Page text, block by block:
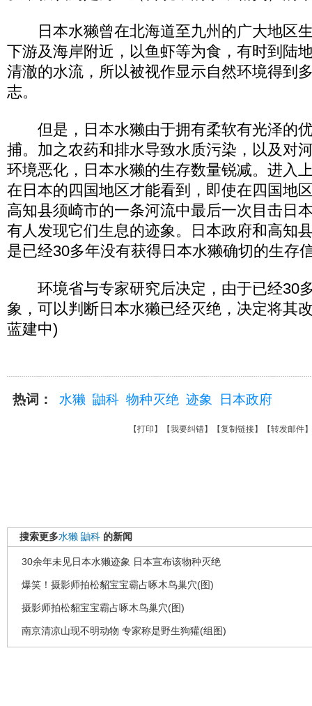
日本水獭曾在北海道至九州的广大地区
下游及海岸附近，以鱼虾等为食，有时到陆
清澈的水流，所以被视作显示自然环境得到
志。
但是，日本水獭由于拥有柔软有光泽的
捕。加之农药和排水导致水质污染，以及对
环境恶化，日本水獭的生存数量锐减。进入
在日本的四国地区才能看到，即使在四国地
高知县须崎市的一条河流中最后一次目击日
有人发现它们生息的迹象。日本政府和高知
是已经30多年没有获得日本水獭确切的生存
环境省与专家研究后决定，由于已经30
象，可以判断日本水獭已经灭绝，决定将其
蓝建中)
热词： 水獭 鼬科 物种灭绝 迹象 日本政府
【打印 】【我要纠错】【复制链接】【转发邮件
搜索更多水獭 鼬科 的新闻
30余年未见日本水獭迹象 日本宣布该物种灭绝
爆笑！摄影师拍松貂宝宝霸占啄木鸟巢穴(图)
摄影师拍松貂宝宝霸占啄木鸟巢穴(图)
南京清凉山现不明动物 专家称是野生狗獾(组图)